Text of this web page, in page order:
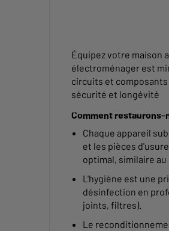
Équipez votre maison
électroménager est
circuits et
sécurité et longévité
Comment restaurons-
Chaque appareil
et les pièces
optimal, similaire au
L'hygiène est une
désinfection en
joints, filtres).
Le